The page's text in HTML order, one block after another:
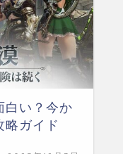
白い？今か
略ガイド